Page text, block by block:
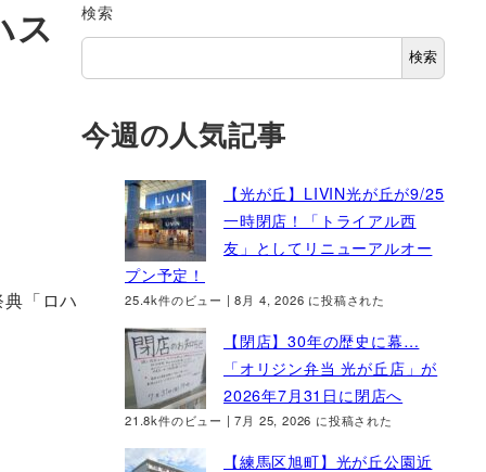
ス
「ロハ
検索
検索
今週の人気記事
【光が丘】LIVIN光が丘が9/25
一時閉店！「トライアル西
友」としてリニューアルオー
プン予定！
25.4k件のビュー |8月 4, 2026 に投稿された
【閉店】30年の歴史に幕…
「オリジン弁当 光が丘店」が
2026年7月31日に閉店へ
21.8k件のビュー |7月 25, 2026 に投稿された
【練馬区旭町】光が丘公園近